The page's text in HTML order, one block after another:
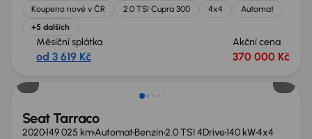
Koupeno nové v ČR 2.0 TSI Cupra 300 4x4
Automat
+5 dalších
Měsíční splátka
od 3 619 Kč
Akční cena
370 000 Kč
Zlevněno o 20 000 Kč
Seat Tarraco
2020149 025 kmAutomatBenzín2.0 TSI 4Drive140 kW4x4